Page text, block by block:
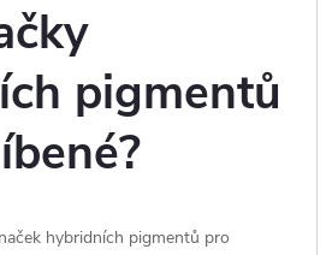
pigmentů
hybridních pigmentů pro